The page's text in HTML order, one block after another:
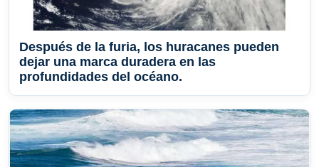
Después de la furia, los huracanes pueden
dejar una marca duradera en las
profundidades del océano.